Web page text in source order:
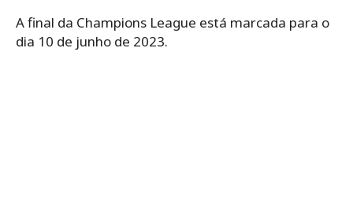
A final da Champions League está marcada para o
dia 10 de junho de 2023.